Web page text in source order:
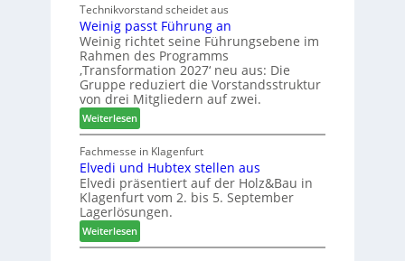
h
l
a
n
d
z
u
r
H
a
u
s
m
e
s
s
e
b
e
l
b
r
a
n
c
h
e
e
r
ö
r
t
e
Technikvorstand scheidet aus
Weinig passt Führung an
Weinig richtet seine Führungsebene im
Rahmen des Programms
‚Transformation 2027‘ neu aus: Die
Gruppe reduziert die Vorstandsstruktur
von drei Mitgliedern auf zwei.
Weiterlesen:
W
e
i
n
i
g
p
a
Fachmesse in Klagenfurt
Elvedi und Hubtex stellen aus
Elvedi präsentiert auf der Holz&Bau in
Klagenfurt vom 2. bis 5. September
Lagerlösungen.
Weiterlesen:
E